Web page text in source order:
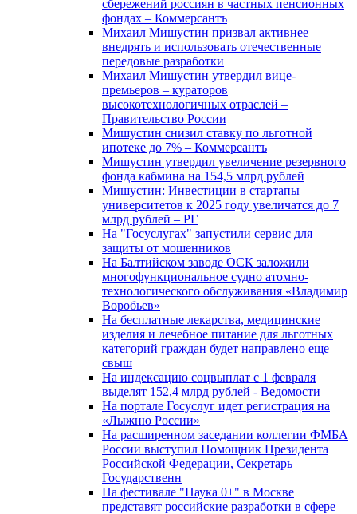
сбережений россиян в частных пенсионных
фондах – Коммерсантъ
Михаил Мишустин призвал активнее
внедрять и использовать отечественные
передовые разработки
Михаил Мишустин утвердил вице-
премьеров – кураторов
высокотехнологичных отраслей –
Правительство России
Мишустин снизил ставку по льготной
ипотеке до 7% – Коммерсантъ
Мишустин утвердил увеличение резервного
фонда кабмина на 154,5 млрд рублей
Мишустин: Инвестиции в стартапы
университетов к 2025 году увеличатся до 7
млрд рублей – РГ
На "Госуслугах" запустили сервис для
защиты от мошенников
На Балтийском заводе ОСК заложили
многофункциональное судно атомно-
технологического обслуживания «Владимир
Воробьев»
На бесплатные лекарства, медицинские
изделия и лечебное питание для льготных
категорий граждан будет направлено еще
свыш
На индексацию соцвыплат с 1 февраля
выделят 152,4 млрд рублей - Ведомости
На портале Госуслуг идет регистрация на
«Лыжню России»
На расширенном заседании коллегии ФМБА
России выступил Помощник Президента
Российской Федерации, Секретарь
Государственн
На фестивале "Наука 0+" в Москве
представят российские разработки в сфере